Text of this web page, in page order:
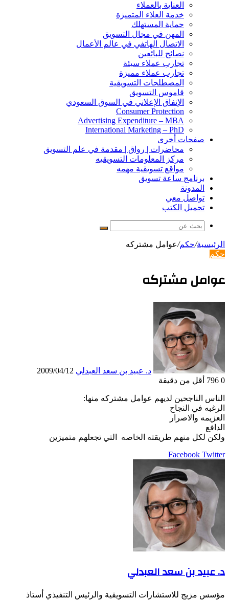
العناية بالعملاء
خدمة العلاء المتميزة
حماية المستهلك
المهن في مجال التسويق
الاتصال الهاتفي في عالم الأعمال
نصائح للبائعين
تجارب عملاء سيئة
تجارب عملاء مميزة
المصطلحات التسويقية
قاموس التسويق
الإنفاق الإعلاني في السوق السعودي
Consumer Protection
Advertising Expenditure – MBA
International Marketing – PhD
صفحات أخرى
محاضرات | رواق | مقدمة في علم التسويق
مركز المعلومات التسويقيه
مواقع تسويقية مهمه
برنامج ساعة تسويق
المدونة
تواصل معي
تحميل الكتب
بحث
الرئيسية/حكم/عوامل مشتركه
حكم
عوامل مشتركه
د. عبيد بن سعد العبدلي 2009/04/12
0
أقل من دقيقة
الناس الناجحين لديهم عوامل مشتركه منها:
الرغبه في النجاح
العزيمه والاصرار
الدافع
ولكن لكل منهم طريقته الخاصه التي تجعلهم متميزين
Facebook Twitter
LinkedIn
Pinterest
مشاركة
عبر
البريد
طباعة
د. عبيد بن سعد العبدلي
مؤسس مزيج للاستشارات التسويقية والرئيس التنفيذي أستاذ